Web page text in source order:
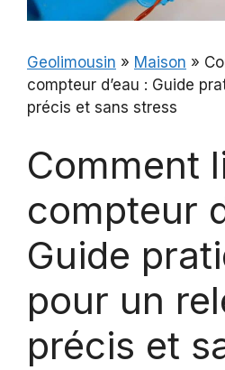
Geolimousin » Maison »
compteur d’eau : Guide
précis et sans stress
Comment
compteur
Guide
pour un
précis et